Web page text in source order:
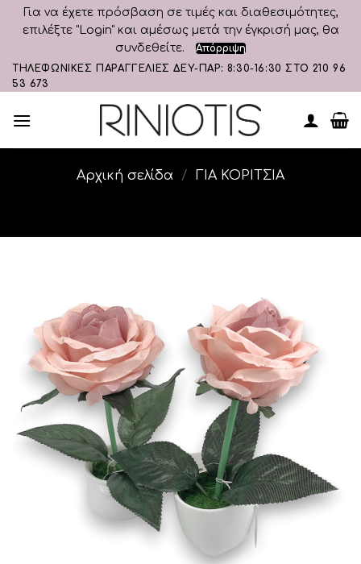
Για να έχετε πρόσβαση σε τιμές και διαθεσιμότητες,
επιλέξτε "Login" και αμέσως μετά την έγκρισή μας, θα
συνδεθείτε.
Απόρριψη
Skip
to
ΤΗΛΕΦΩΝΙΚΕΣ ΠΑΡΑΓΓΕΛΙΕΣ ΔΕΥ-ΠΑΡ: 8:30-16:30 ΣΤΟ 210 96
53 673
Αρχική σελίδα / ΓΙΑ ΚΟΡΙΤΣΙΑ